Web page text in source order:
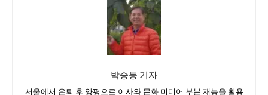
박승동 기자
서울에서 은퇴 후 양평으로 이사와 문화 미디어 부분 재능을 활용